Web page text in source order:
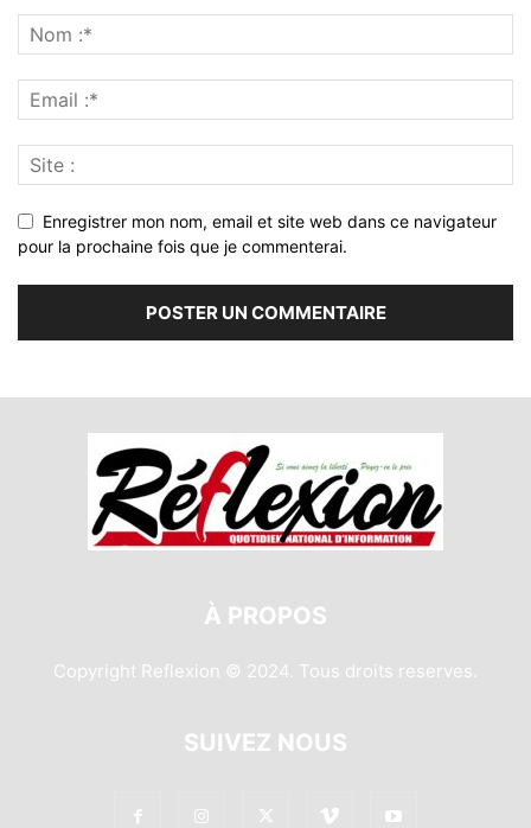
Enregistrer mon nom, email et site web dans ce navigateur
pour la prochaine fois que je commenterai.
À PROPOS
Copyright Reflexion © 2024. Tous droits reserves.
SUIVEZ NOUS